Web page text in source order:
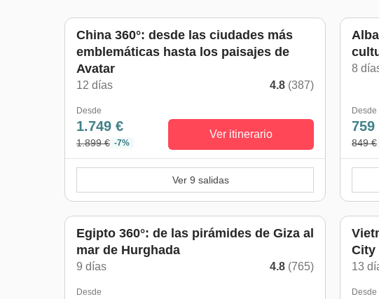
China 360°: desde las ciudades más
emblemáticas hasta los paisajes de
Avatar
12 días 4.8 (387)
Desde
1.749 €
1.899 € -7%
Ver itinerario
Ver 9 salidas
8
Desde
759
849 €
Egipto 360°: de las pirámides de Giza al
mar de Hurghada
9 días 4.8 (765)
Desde
City
13
Desde